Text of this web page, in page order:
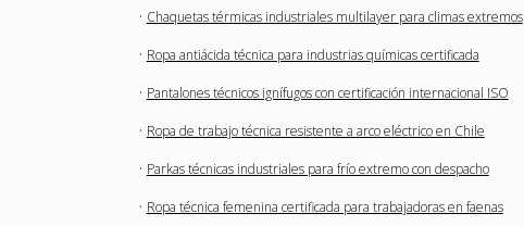
· Chaquetas térmicas industriales multilayer para climas extremos
· Ropa antiácida técnica para industrias químicas certificada
· Pantalones técnicos ignífugos con certificación internacional ISO
· Ropa de trabajo técnica resistente a arco eléctrico en Chile
· Parkas técnicas industriales para frío extremo con despacho
· Ropa técnica femenina certificada para trabajadoras en faenas